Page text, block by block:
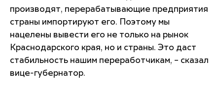
производят, перерабатывающие предприятия
страны импортируют его. Поэтому мы
нацелены вывести его не только на рынок
Краснодарского края, но и страны. Это даст
стабильность нашим переработчикам, – сказал
вице-губернатор.